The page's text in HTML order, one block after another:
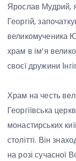
Ярослав Мудрий,
Георгій,
великомученика
храм в ім’я
своєї дружини
Храм на честь
Георгіївська
монастирських
столітті. Він
на розі сучасної